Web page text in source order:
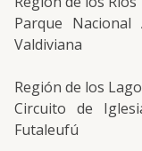
Parque
Valdiviana
Región de los
Circuito de
Futaleufú